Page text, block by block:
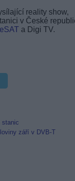
reality show,
v České
a Digi TV.
stanic
září v DVB-T